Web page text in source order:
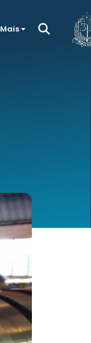
Mais